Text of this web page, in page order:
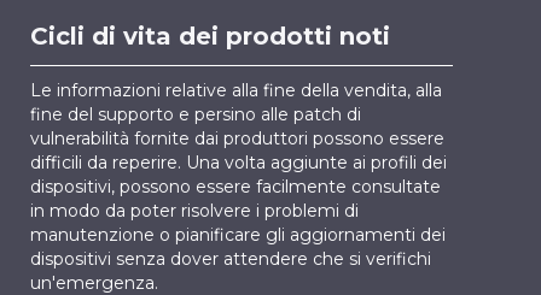
Cicli di vita dei prodotti noti
Le informazioni relative alla fine della vendita, alla
fine del supporto e persino alle patch di
vulnerabilità fornite dai produttori possono essere
difficili da reperire. Una volta aggiunte ai profili dei
dispositivi, possono essere facilmente consultate
in modo da poter risolvere i problemi di
manutenzione o pianificare gli aggiornamenti dei
dispositivi senza dover attendere che si verifichi
un'emergenza.